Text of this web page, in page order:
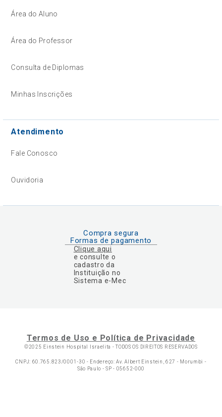
Área do Aluno
Área do Professor
Consulta de Diplomas
Minhas Inscrições
Atendimento
Fale Conosco
Ouvidoria
Compra segura
Formas de pagamento
Clique aqui
e consulte o
cadastro da
Instituição no
Sistema e-Mec
Termos de Uso e Política de Privacidade
©2025 Einstein Hospital Israelita -TODOS OS DIREITOS RESERVADOS
CNPJ: 60.765.823/0001-30 - Endereço: Av. Albert Einstein, 627 - Morumbi -
São Paulo - SP - 05652-000